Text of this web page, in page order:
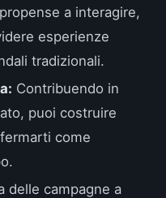
a interagire,
esperienze
tradizionali.
Contribuendo in
puoi costruire
come
delle campagne a